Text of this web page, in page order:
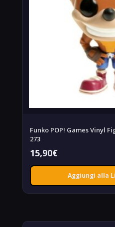
Funko POP! Games Vinyl
273
15,90€
Aggiungi alla